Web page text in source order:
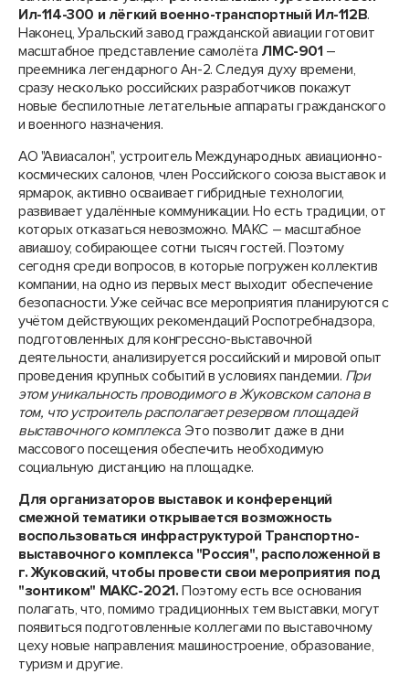
Ил-114-300 и лёгкий военно-транспортный Ил-112В.
Наконец, Уральский завод гражданской авиации готовит
масштабное представление самолёта ЛМС-901 –
преемника легендарного Ан-2. Следуя духу времени,
сразу несколько российских разработчиков покажут
новые беспилотные летательные аппараты гражданского
и военного назначения.
АО "Авиасалон", устроитель Международных авиационно-
космических салонов, член Российского союза выставок и
ярмарок, активно осваивает гибридные технологии,
развивает удалённые коммуникации. Но есть традиции, от
которых отказаться невозможно. МАКС – масштабное
авиашоу, собирающее сотни тысяч гостей. Поэтому
сегодня среди вопросов, в которые погружен коллектив
компании, на одно из первых мест выходит обеспечение
безопасности. Уже сейчас все мероприятия планируются с
учётом действующих рекомендаций Роспотребнадзора,
подготовленных для конгрессно-выставочной
деятельности, анализируется российский и мировой опыт
проведения крупных событий в условиях пандемии. При
этом уникальность проводимого в Жуковском салона в
том, что устроитель располагает резервом площадей
выставочного комплекса. Это позволит даже в дни
массового посещения обеспечить необходимую
социальную дистанцию на площадке.
Для организаторов выставок и конференций
смежной тематики открывается возможность
воспользоваться инфраструктурой Транспортно-
выставочного комплекса "Россия", расположенной в
г. Жуковский, чтобы провести свои мероприятия под
"зонтиком" МАКС-2021. Поэтому есть все основания
полагать, что, помимо традиционных тем выставки, могут
появиться подготовленные коллегами по выставочному
цеху новые направления: машиностроение, образование,
туризм и другие.